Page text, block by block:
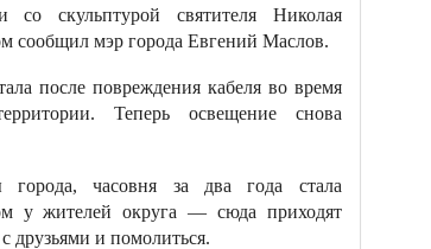
со скульптурой святителя Николая
сообщил мэр города Евгений Маслов.
после повреждения кабеля во время
Теперь освещение снова
часовня за два года стала
у жителей округа — сюда приходят
с друзьями и помолиться.